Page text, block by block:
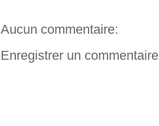
Aucun commentaire:
Enregistrer un commentaire